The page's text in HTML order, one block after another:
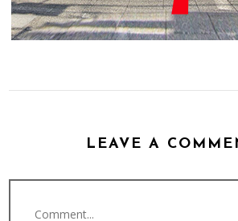
LEAVE A